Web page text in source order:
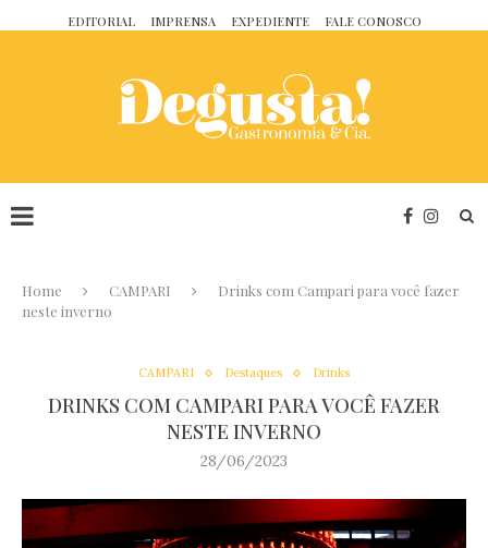
EDITORIAL IMPRENSA EXPEDIENTE FALE CONOSCO
Home CAMPARI
Drinks com Campari para você fazer
neste inverno
CAMPARI Destaques Drinks
DRINKS COM CAMPARI PARA VOCÊ FAZER
NESTE INVERNO
28/06/2023